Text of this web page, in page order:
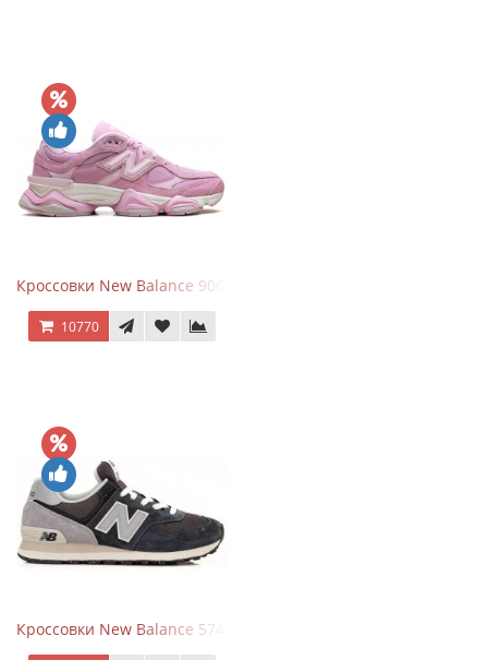
Кроссовки New Balance 9060 ASOS Exclusive Pink Overdye
10770
Кроссовки New Balance 574 Grey Graphite Black